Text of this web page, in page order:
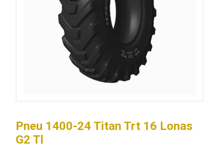
Pneu 1400-24 Titan Trt 16 Lonas
G2 Tl